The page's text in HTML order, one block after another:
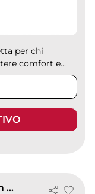
per chi
comfort e...
Gilet sicurezza giallo Mannheim con custodia, riflettente EN20471